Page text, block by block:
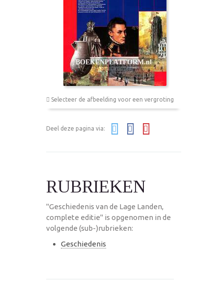
Selecteer de afbeelding voor een vergroting
Deel deze pagina via:
RUBRIEKEN
"Geschiedenis van de Lage Landen,
complete editie" is opgenomen in de
volgende (sub-)rubrieken:
Geschiedenis